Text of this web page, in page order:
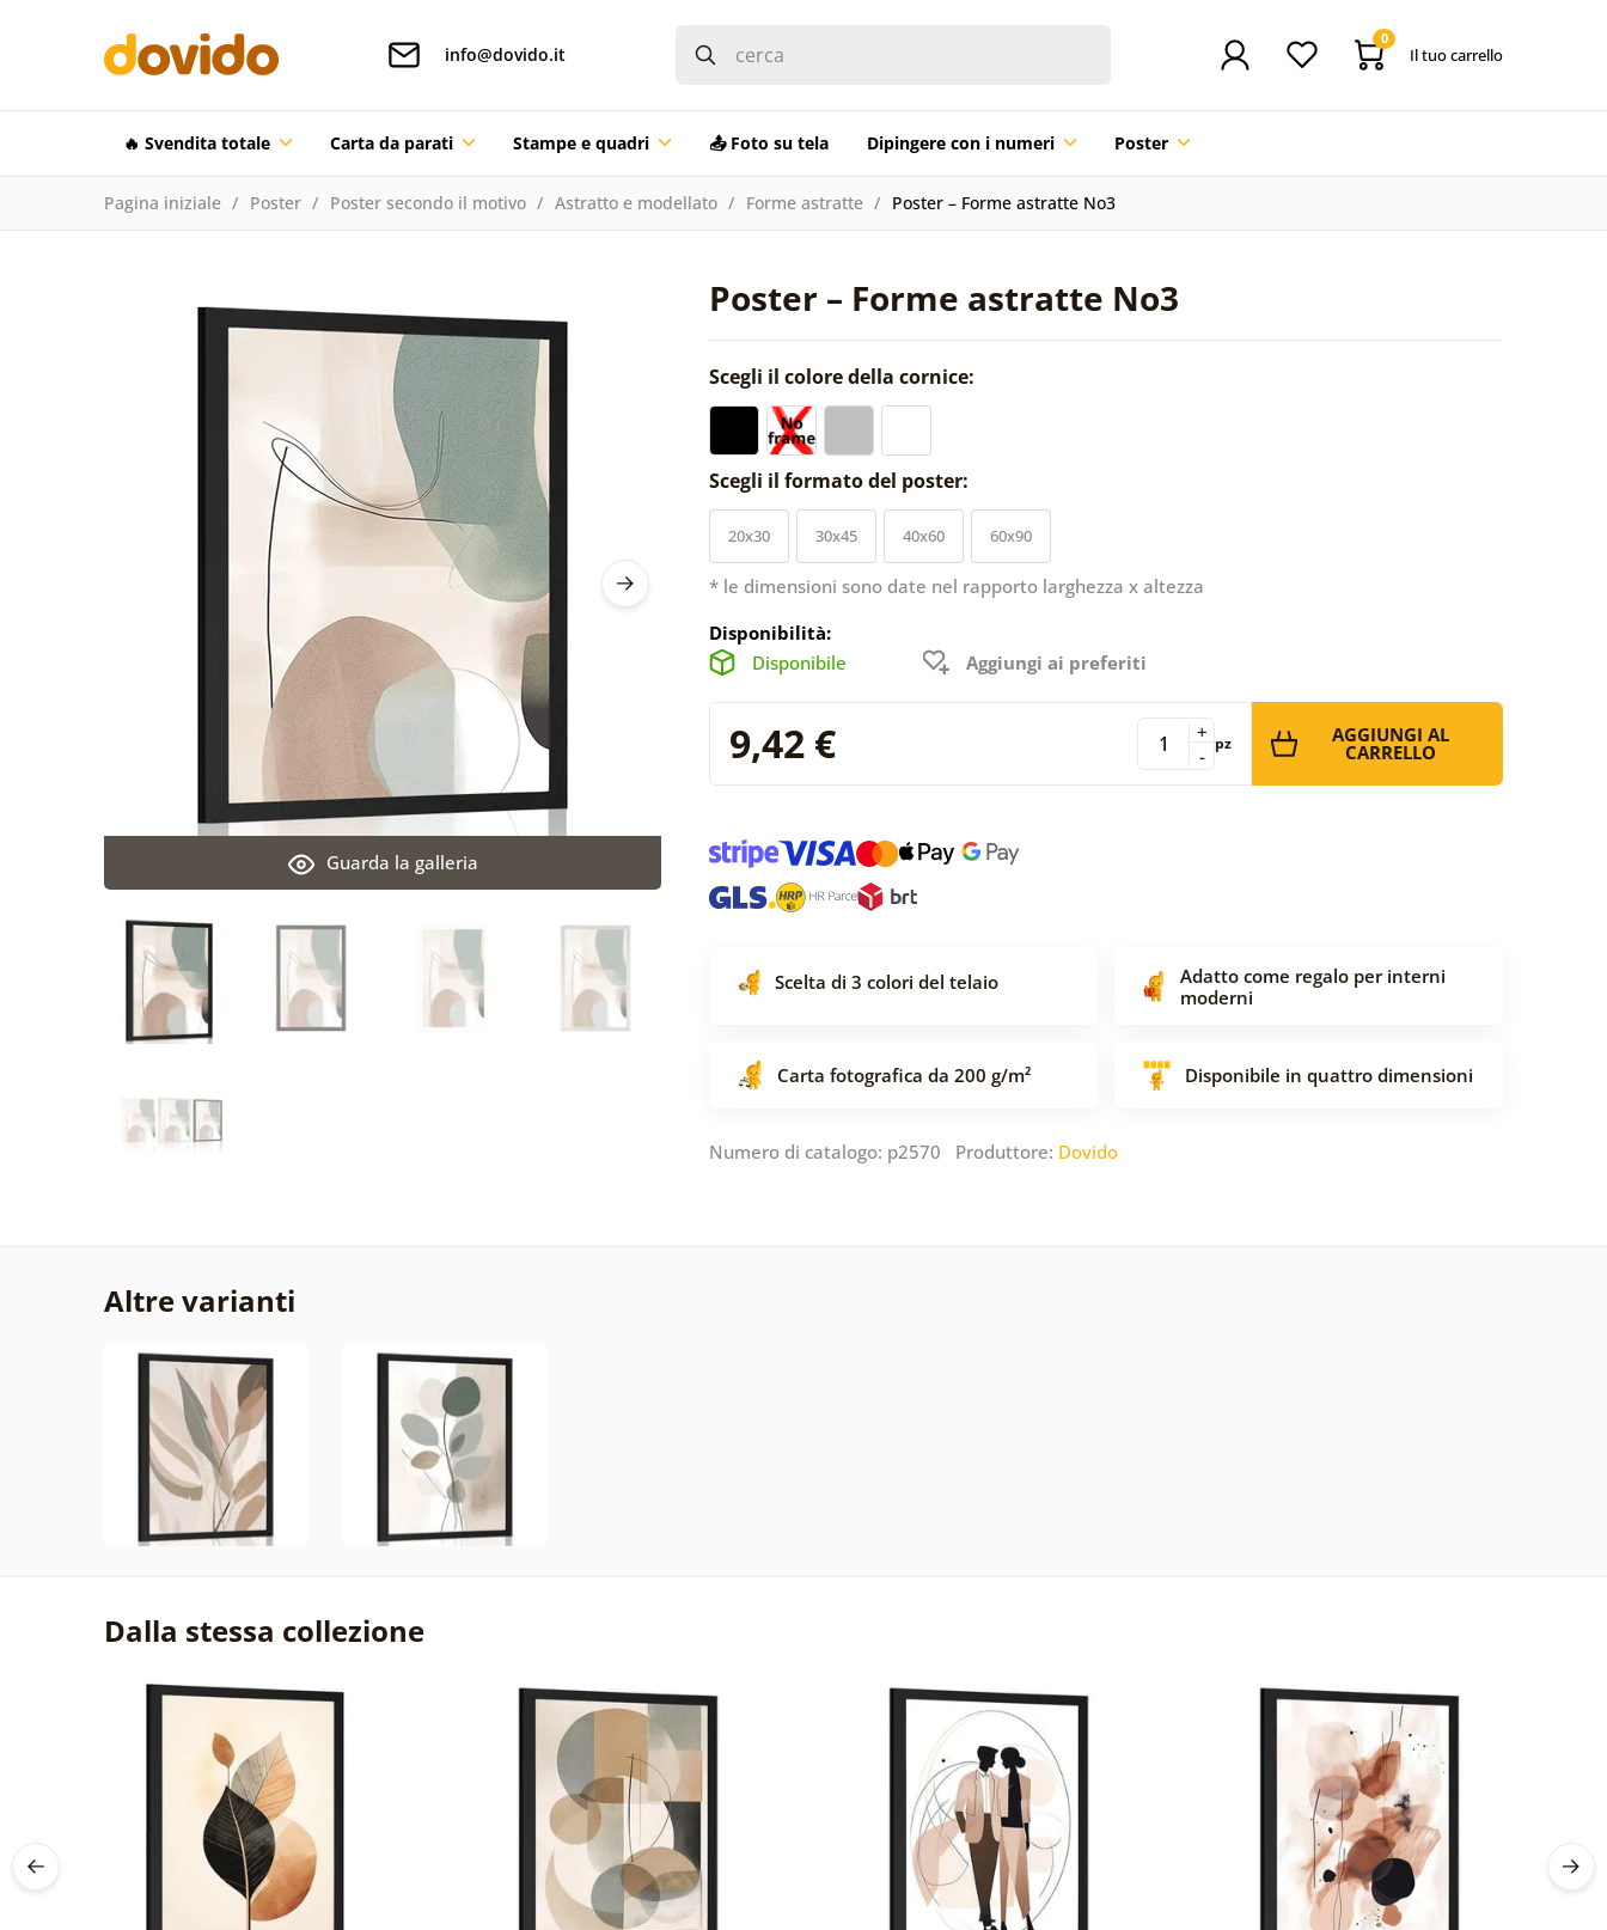
info@dovido.it
0
Il tuo carrello
🔥 Svendita totale Carta da parati Stampe e quadri 📤 Foto su tela Dipingere con i numeri Poster
Pagina iniziale Poster Poster secondo il motivo Astratto e modellato Forme astratte Poster – Forme astratte No3
Poster – Forme astratte No3
Guarda la galleria
Scegli il colore della cornice:
Scegli il formato del poster:
20x30 30x45 40x60 60x90
* le dimensioni sono date nel rapporto larghezza x altezza
Disponibilità:
Disponibile
Aggiungi ai preferiti
9,42 € -
+ pz AGGIUNGI AL
CARRELLO
Scelta di 3 colori del telaio
Adatto come regalo per interni
moderni
Carta fotografica da 200 g/m² Disponibile in quattro dimensioni
Numero di catalogo: p2570 Produttore: Dovido
Altre varianti
Dalla stessa collezione